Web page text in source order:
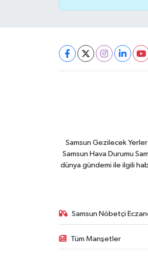
Samsun Gezilecek
Samsun Hava Durumu
dünya gündemi ile ilgili
Samsun Nöbetçi
Tüm Manşetler